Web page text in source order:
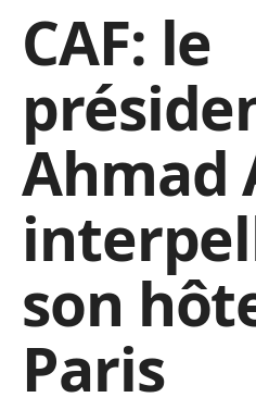
CAF: le
Ahmad
son
Paris